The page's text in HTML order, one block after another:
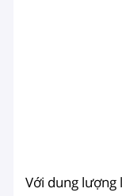
Với dung